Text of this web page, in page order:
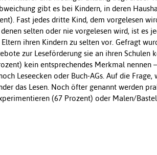
gibt es bei Kindern, in deren
Fast jedes dritte Kind, dem vorgelesen
selten oder nie vorgelesen wird, ist es
ihren Kindern zu selten vor. Gefragt
zur Leseförderung sie an ihren Schulen
kein entsprechendes Merkmal nennen
Leseecken oder Buch-AGs. Auf die
das Lesen. Noch öfter genannt werden
(67 Prozent) oder Malen/